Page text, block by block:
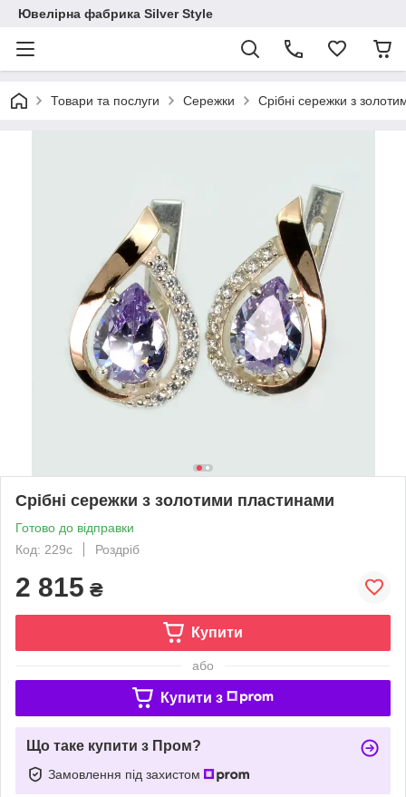
Ювелірна фабрика Silver Style
Товари та послуги Сережки Срібні сережки з
Срібні сережки з золотими пластинами
Готово до відправки
Код: 229с
Роздріб
2 815 ₴
Купити
або
Купити з
Що таке купити з Пром?
Замовлення під захистом